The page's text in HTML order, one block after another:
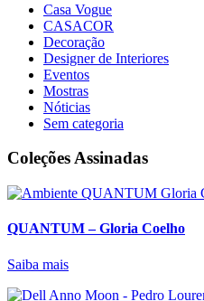
Casa Vogue
CASACOR
Decoração
Designer de Interiores
Eventos
Mostras
Nóticias
Sem categoria
Coleções Assinadas
QUANTUM – Gloria Coelho
Saiba mais